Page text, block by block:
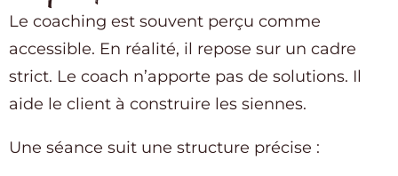
Le coaching est souvent perçu comme
accessible. En réalité, il repose sur un cadre
strict. Le coach n’apporte pas de solutions. Il
aide le client à construire les siennes.
Une séance suit une structure précise :